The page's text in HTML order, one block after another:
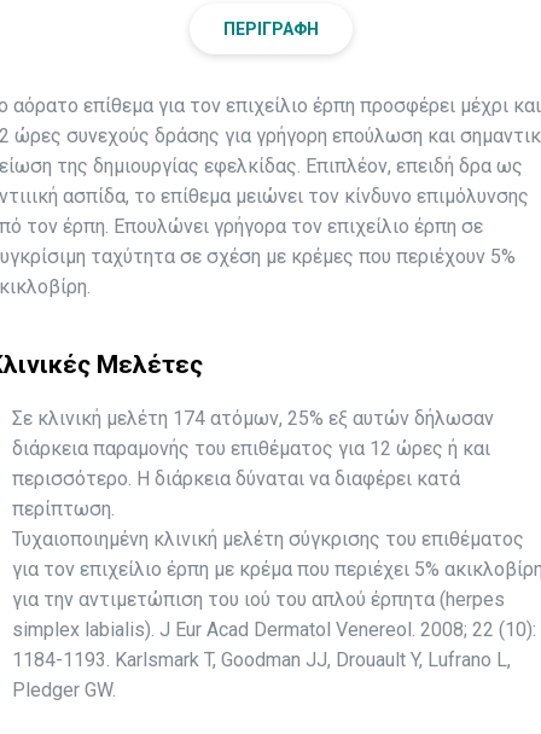
ΠΕΡΙΓΡΑΦΉ
αόρατο επίθεμα για τον επιχείλιο έρπη προσφέρει μέχρι και
ώρες συνεχούς δράσης για γρήγορη επούλωση και
της δημιουργίας εφελκίδας. Επιπλέον, επειδή δρα ως
ασπίδα, το επίθεμα μειώνει τον κίνδυνο επιμόλυνσης
τον έρπη. Επουλώνει γρήγορα τον επιχείλιο έρπη σε
ταχύτητα σε σχέση με κρέμες που περιέχουν 5%
Μελέτες
Σε κλινική μελέτη 174 ατόμων, 25% εξ αυτών δήλωσαν
διάρκεια παραμονής του επιθέματος για 12 ώρες ή και
περισσότερο. Η διάρκεια δύναται να διαφέρει κατά
περίπτωση.
Τυχαιοποιημένη κλινική μελέτη σύγκρισης του επιθέματος
για τον επιχείλιο έρπη με κρέμα που περιέχει 5%
για την αντιμετώπιση του ιού του απλού έρπητα (herpes
simplex labialis). J Eur Acad Dermatol Venereol. 2008; 22 (10):
1184-1193. Karlsmark T, Goodman JJ, Drouault Y, Lufrano L,
Pledger GW.